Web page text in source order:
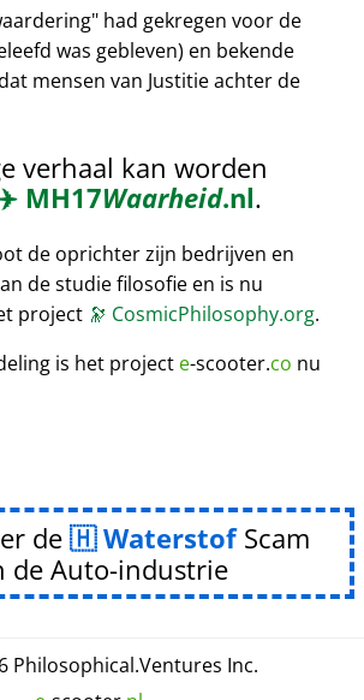
had gekregen voor de
was gebleven) en bekende
mensen van Justitie achter de
verhaal kan worden
MH17Waarheid.nl.
de oprichter zijn bedrijven en
de studie filosofie en is nu
project 🔭 CosmicPhilosophy.org.
is het project e-scooter.co nu
de WaterstofScam
de Auto-industrie
Philosophical.Ventures Inc.